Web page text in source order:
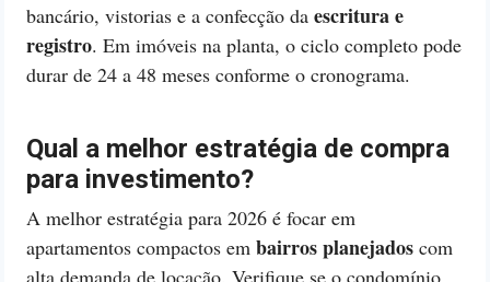
bancário, vistorias e a confecção da escritura e
registro. Em imóveis na planta, o ciclo completo pode
durar de 24 a 48 meses conforme o cronograma.
Qual a melhor estratégia de compra
para investimento?
A melhor estratégia para 2026 é focar em
apartamentos compactos em bairros planejados com
alta demanda de locação. Verifique se o condomínio